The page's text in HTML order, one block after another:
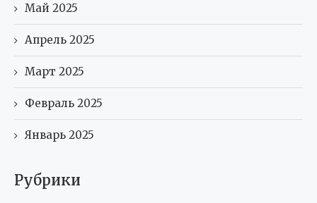
Май 2025
Апрель 2025
Март 2025
Февраль 2025
Январь 2025
Рубрики